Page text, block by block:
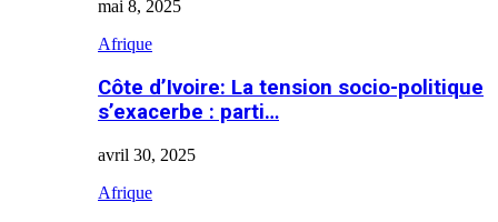
mai 8, 2025
Afrique
Côte d’Ivoire: La tension socio-politique
s’exacerbe : parti…
avril 30, 2025
Afrique